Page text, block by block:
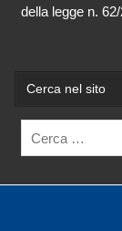
della legge n.
Cerca nel sito